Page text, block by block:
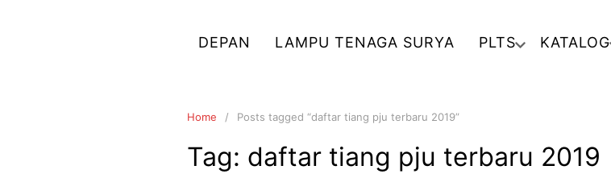
DEPAN LAMPU TENAGA SURYA PLTS KATALOG
Home Posts tagged “daftar tiang pju terbaru 2019”
Tag: daftar tiang pju terbaru 2019